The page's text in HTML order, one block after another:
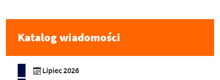
Katalog wiadomości
Lipiec 2026